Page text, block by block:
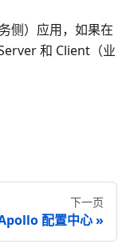
侧）应用，如果在
和 Client（业
下一页
配置中心